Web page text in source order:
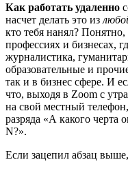
Как работать удаленно
насчет делать это из
кто тебя нанял? Понятно,
профессиях и бизнесах,
журналистика,
образовательные и
так и в бизнес сфере. И
что, выходя в Zoom с
на свой местный
разряда «А какого черта
N?».
Если зацепил абзац